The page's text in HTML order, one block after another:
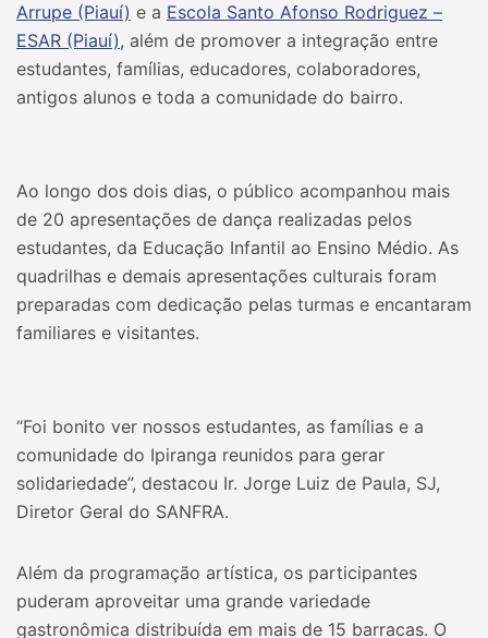
Arrupe (Piauí) e a Escola Santo Afonso Rodriguez –
ESAR (Piauí), além de promover a integração entre
estudantes, famílias, educadores, colaboradores,
antigos alunos e toda a comunidade do bairro.
Ao longo dos dois dias, o público acompanhou mais
de 20 apresentações de dança realizadas pelos
estudantes, da Educação Infantil ao Ensino Médio. As
quadrilhas e demais apresentações culturais foram
preparadas com dedicação pelas turmas e encantaram
familiares e visitantes.
“Foi bonito ver nossos estudantes, as famílias e a
comunidade do Ipiranga reunidos para gerar
solidariedade”, destacou Ir. Jorge Luiz de Paula, SJ,
Diretor Geral do SANFRA.
Além da programação artística, os participantes
puderam aproveitar uma grande variedade
gastronômica distribuída em mais de 15 barracas. O